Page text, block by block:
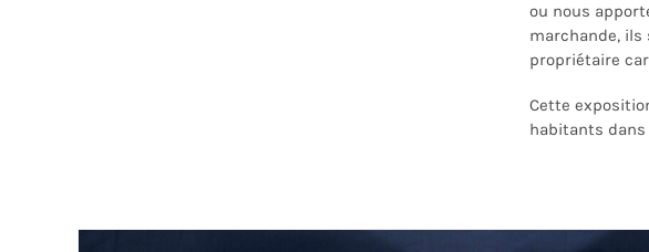
ou nous
marchande,
propriétaire
Cette
habitants